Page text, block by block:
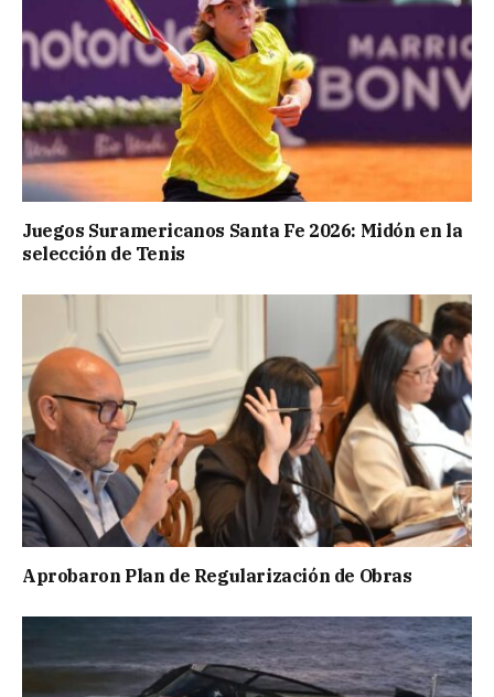
Juegos Suramericanos Santa Fe 2026: Midón en la
selección de Tenis
Aprobaron Plan de Regularización de Obras